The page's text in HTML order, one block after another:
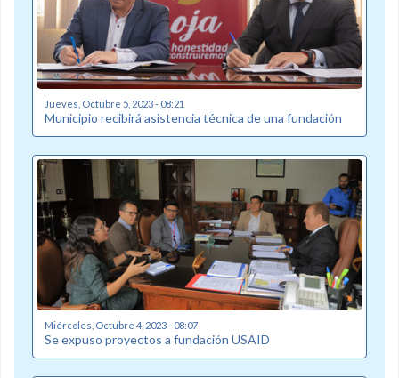
Jueves, Octubre 5, 2023 - 08:21
Municipio recibirá asistencia técnica de una fundación
Miércoles, Octubre 4, 2023 - 08:07
Se expuso proyectos a fundación USAID